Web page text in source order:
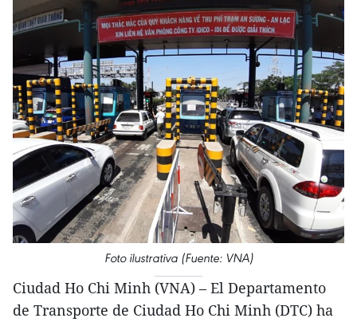
Foto ilustrativa (Fuente: VNA)
Ciudad Ho Chi Minh (VNA) – El Departamento
de Transporte de Ciudad Ho Chi Minh (DTC) ha